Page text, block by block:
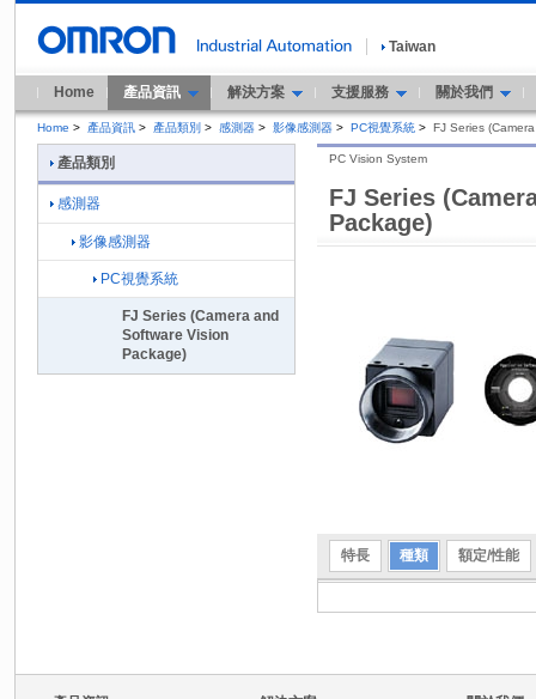
Taiwan
Home 產品資訊 解決方案 支援服務 關於我們
Home > 產品資訊 > 產品類別 > 感測器 > 影像感測器 > PC視覺系統 > FJ Series
FJ Series
Package)
PC Vision System
特長 種類 額定/性能
產品類別
感測器
影像感測器
PC視覺系統
FJ Series (Camera and
Software Vision
Package)